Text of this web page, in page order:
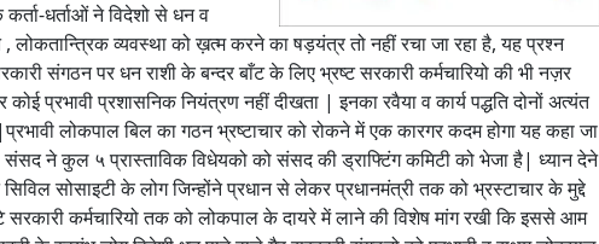
धर्ताओं ने विदेशो से धन व
लोकतान्त्रिक व्यवस्था को ख़त्म करने का षड़यंत्र तो नहीं रचा जा रहा है, यह प्रश्न
संगठन पर धन राशी के बन्दर बाँट के लिए भ्रष्ट सरकारी कर्मचारियो की भी नज़र
प्रभावी प्रशासनिक नियंत्रण नहीं दीखता | इनका रवैया व कार्य पद्धति दोनों अत्यंत
लोकपाल बिल का गठन भ्रष्‍टाचार को रोकने में एक कारगर कदम होगा यह कहा जा
ने कुल ५ प्रास्ताविक विधेयको को संसद की ड्राफ्टिंग कमिटी को भेजा है| ध्यान देने
सोसाइटी के लोग जिन्होंने प्रधान से लेकर प्रधानमंत्री तक को भ्रस्टाचार के मुद्दे
सरकारी कर्मचारियो तक को लोकपाल के दायरे में लाने की विशेष मांग रखी कि इससे आम